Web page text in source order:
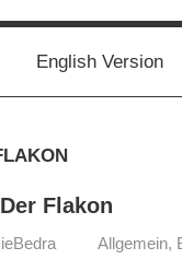
English Version
Flakon
Allgemein,